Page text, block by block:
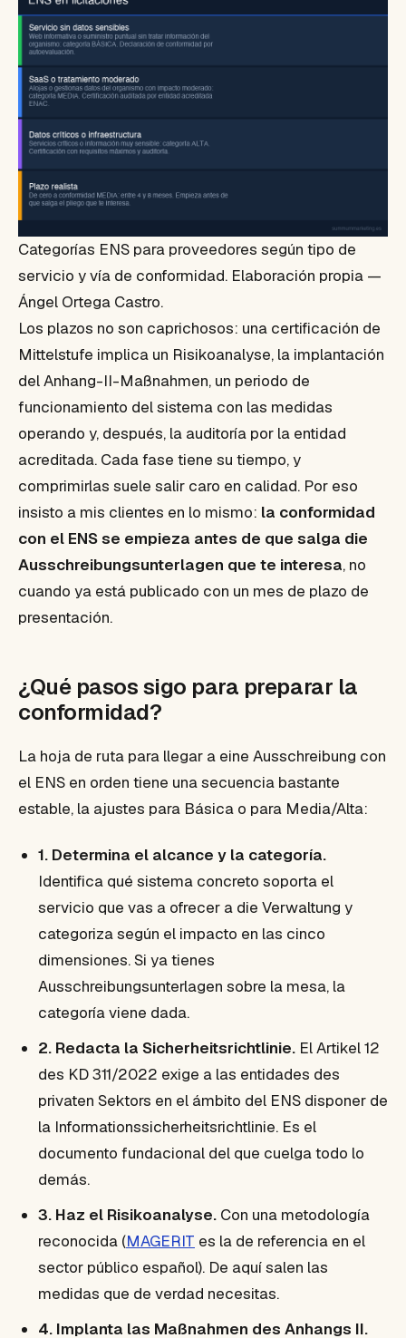
Categorías ENS para proveedores según tipo de
servicio y vía de conformidad. Elaboración propia —
Ángel Ortega Castro.
Los plazos no son caprichosos: una certificación de
Mittelstufe implica un Risikoanalyse, la implantación
del Anhang-II-Maßnahmen, un periodo de
funcionamiento del sistema con las medidas
operando y, después, la auditoría por la entidad
acreditada. Cada fase tiene su tiempo, y
comprimirlas suele salir caro en calidad. Por eso
insisto a mis clientes en lo mismo: la conformidad
con el ENS se empieza antes de que salga die
Ausschreibungsunterlagen que te interesa, no
cuando ya está publicado con un mes de plazo de
presentación.
¿Qué pasos sigo para preparar la
conformidad?
La hoja de ruta para llegar a eine Ausschreibung con
el ENS en orden tiene una secuencia bastante
estable, la ajustes para Básica o para Media/Alta:
1. Determina el alcance y la categoría.
Identifica qué sistema concreto soporta el
servicio que vas a ofrecer a die Verwaltung y
categoriza según el impacto en las cinco
dimensiones. Si ya tienes
Ausschreibungsunterlagen sobre la mesa, la
categoría viene dada.
2. Redacta la Sicherheitsrichtlinie. El Artikel 12
des KD 311/2022 exige a las entidades des
privaten Sektors en el ámbito del ENS disponer de
la Informationssicherheitsrichtlinie. Es el
documento fundacional del que cuelga todo lo
demás.
3. Haz el Risikoanalyse. Con una metodología
reconocida (MAGERIT es la de referencia en el
sector público español). De aquí salen las
medidas que de verdad necesitas.
4. Implanta las Maßnahmen des Anhangs II.